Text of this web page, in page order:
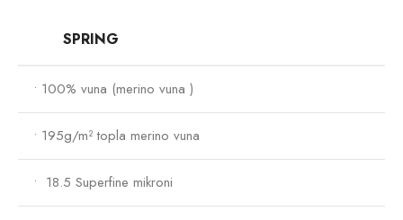
SPRING
• 100% vuna (merino vuna )
• 195g/m² topla merino vuna
• 18.5 Superfine mikroni